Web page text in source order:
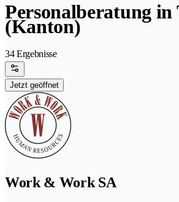
Personalberatung in
(Kanton)
34 Ergebnisse
Jetzt geöffnet
Work & Work SA